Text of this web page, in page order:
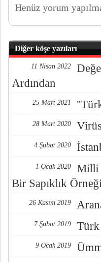
Henüz yorum
Diğer köşe yazıları
11 Nisan 2022
Ardından
25 Mart 2021
28 Mart 2020
4 Şubat 2020
1 Ocak 2020
Milli
Bir Sapıklık
26 Kasım 2019
7 Şubat 2019 Türk
9 Ocak 2019